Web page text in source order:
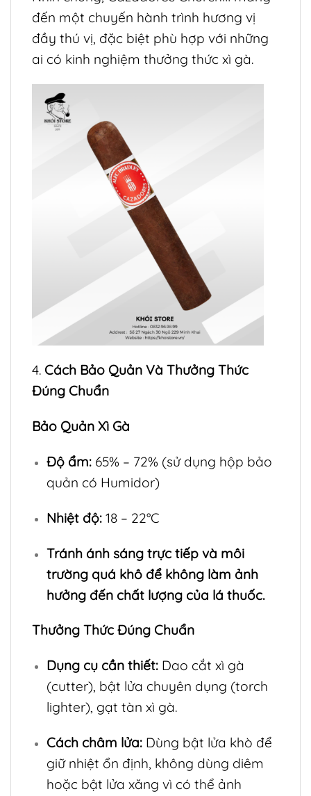
đến một chuyến hành trình hương vị
đầy thú vị, đặc biệt phù hợp với những
ai có kinh nghiệm thưởng thức xì gà.
4. Cách Bảo Quản Và Thưởng Thức
Đúng Chuẩn
Bảo Quản Xì Gà
Độ ẩm:65% – 72% (sử dụng hộp bảo
quản có Humidor)
Nhiệt độ:18 – 22°C
Tránh ánh sáng trực tiếp và môi
trường quá khô để không làm ảnh
hưởng đến chất lượng của lá thuốc.
Thưởng Thức Đúng Chuẩn
Dụng cụ cần thiết:Dao cắt xì gà
(cutter), bật lửa chuyên dụng (torch
lighter), gạt tàn xì gà.
Cách châm lửa:Dùng bật lửa khò để
giữ nhiệt ổn định, không dùng diêm
hoặc bật lửa xăng vì có thể ảnh